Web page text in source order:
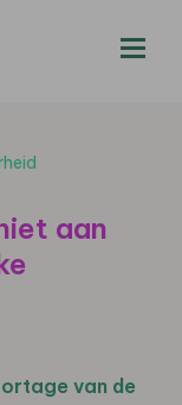
aan
van de